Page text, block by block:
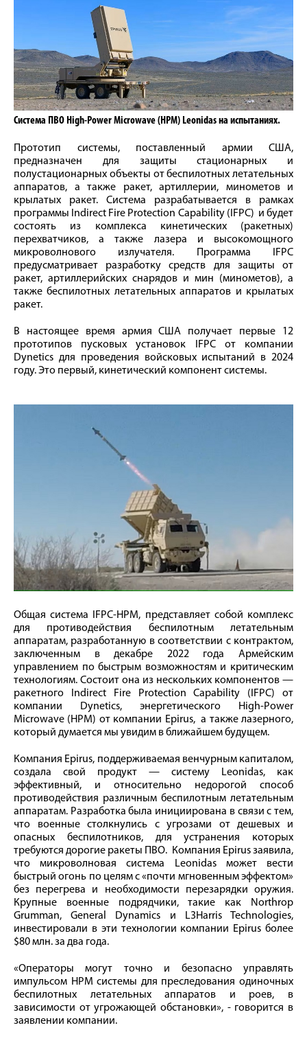
Система ПВО High-Power Microwave (HPM) Leonidas на испытаниях.
Прототип системы, поставленный армии США,
предназначен для защиты стационарных и
полустационарных объекты от беспилотных летательных
аппаратов, а также ракет, артиллерии, минометов и
крылатых ракет. Система разрабатывается в рамках
программы Indirect Fire Protection Capability (IFPC) и будет
состоять из комплекса кинетических (ракетных)
перехватчиков, а также лазера и высокомощного
микроволнового излучателя. Программа IFPC
предусматривает разработку средств для защиты от
ракет, артиллерийских снарядов и мин (минометов), а
также беспилотных летательных аппаратов и крылатых
ракет.
В настоящее время армия США получает первые 12
прототипов пусковых установок IFPC от компании
Dynetics для проведения войсковых испытаний в 2024
году. Это первый, кинетический компонент системы.
Общая система IFPC-HPM, представляет собой комплекс
для противодействия беспилотным летательным
аппаратам, разработанную в соответствии с контрактом,
заключенным в декабре 2022 года Армейским
управлением по быстрым возможностям и критическим
технологиям. Состоит она из нескольких компонентов —
ракетного Indirect Fire Protection Capability (IFPC) от
компании Dynetics, энергетического High-Power
Microwave (HPM) от компании Epirus, а также лазерного,
который думается мы увидим в ближайшем будущем.
Компания Epirus, поддерживаемая венчурным капиталом,
создала свой продукт — систему Leonidas, как
эффективный, и относительно недорогой способ
противодействия различным беспилотным летательным
аппаратам. Разработка была инициирована в связи с тем,
что военные столкнулись с угрозами от дешевых и
опасных беспилотников, для устранения которых
требуются дорогие ракеты ПВО. Компания Epirus заявила,
что микроволновая система Leonidas может вести
быстрый огонь по целям с «почти мгновенным эффектом»
без перегрева и необходимости перезарядки оружия.
Крупные военные подрядчики, такие как Northrop
Grumman, General Dynamics и L3Harris Technologies,
инвестировали в эти технологии компании Epirus более
$80 млн. за два года.
«Операторы могут точно и безопасно управлять
импульсом HPM системы для преследования одиночных
беспилотных летательных аппаратов и роев, в
зависимости от угрожающей обстановки», - говорится в
заявлении компании.